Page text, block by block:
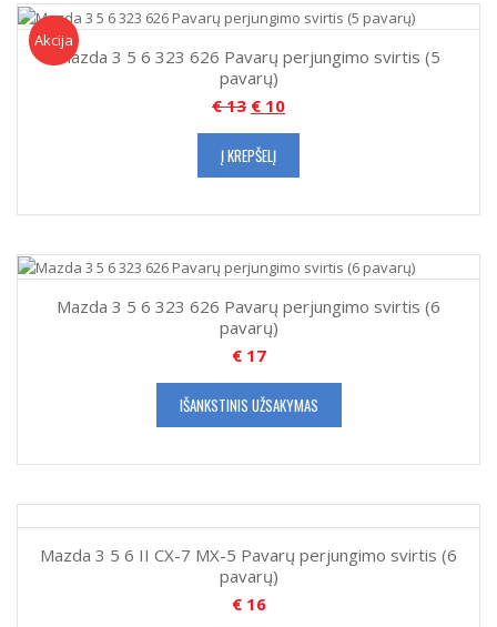
Akcija
Akcija!
Mazda 3 5 6 323 626 Pavarų perjungimo svirtis (5
pavarų)
€13 € 10
Į KREPŠELĮ
Mazda 3 5 6 323 626 Pavarų perjungimo svirtis (6
pavarų)
€17
IŠANKSTINIS UŽSAKYMAS
Mazda 3 5 6 II CX-7 MX-5 Pavarų perjungimo svirtis (6
pavarų)
€16